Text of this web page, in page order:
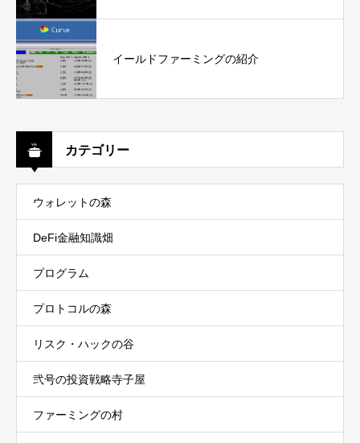
イールドファーミングの紹介
カテゴリー
ウォレットの森
DeFi金融知識畑
プログラム
プロトコルの森
リスク・ハックの谷
弐号の投資戦略寺子屋
ファーミングの村